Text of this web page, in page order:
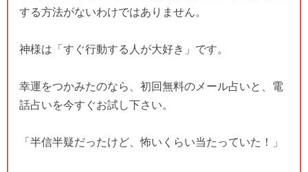
する方法がないわけではありません。
神様は「すぐ行動する人が大好き」です。
幸運をつかみたのなら、初回無料のメール占いと、電
話占いを今すぐお試し下さい。
「半信半疑だったけど、怖いくらい当たっていた！」